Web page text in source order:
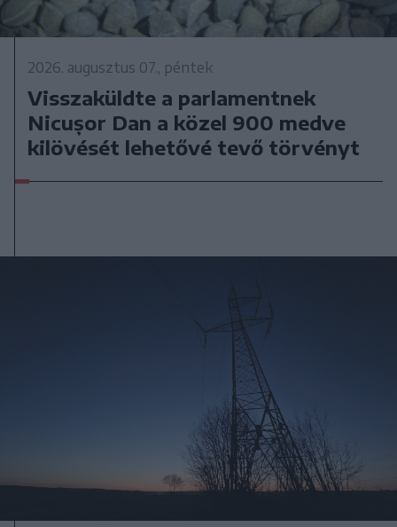
2026. augusztus 07., péntek
Visszaküldte a parlamentnek
Nicușor Dan a közel 900 medve
kilövését lehetővé tevő törvényt